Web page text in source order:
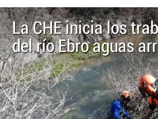
La CHE inicia los
del río Ebro aguas